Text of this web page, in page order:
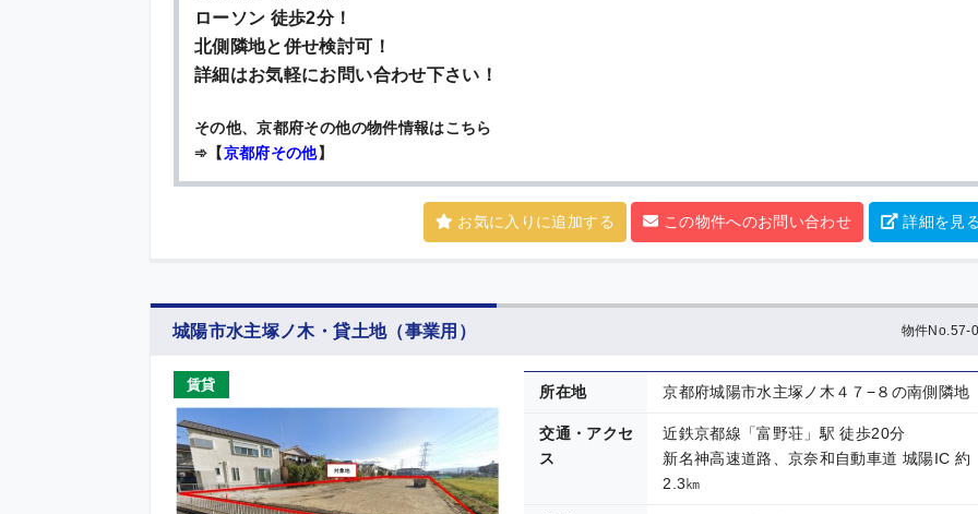
ローソン 徒歩2分！
北側隣地と併せ検討可 ！
詳細はお気軽にお問い合わせ下さい！
その他、京都府その他の物件情報はこちら
➾【京都府その他】
お気に入りに追加する この物件へのお問い合わせ 詳細を見
城陽市水主塚ノ木・貸土地（事業用） 物件No.57-
賃貸 所在地 京都府城陽市水主塚ノ木４７−８の南側隣地
交通・アクセ
ス
近鉄京都線「富野荘」駅 徒歩20分
新名神高速道路、京奈和自動車道 城陽IC 約
2.3㎞